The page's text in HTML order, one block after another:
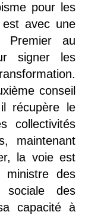
pour les
avec une
Premier au
signer les
conseil
il récupère le
collectivités
maintenant
la voie est
des
des
capacité à